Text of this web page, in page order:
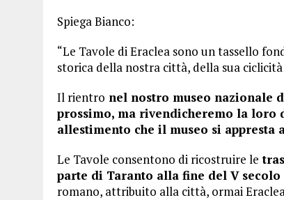
Spiega Bianco:
“Le Tavole di Eraclea sono un tassello
storica della nostra città, della sua
Il rientro nel nostro museo nazionale
prossimo, ma rivendicheremo la
allestimento che il museo si appresta
Le Tavole consentono di ricostruire le
parte di Taranto alla fine del V secolo
romano, attribuito alla città, ormai